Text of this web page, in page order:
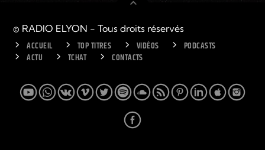
© RADIO ELYON - Tous droits réservés
ACCUEIL TOP TITRES VIDÉOS
PODCASTS
ACTU
TCHAT CONTACTS